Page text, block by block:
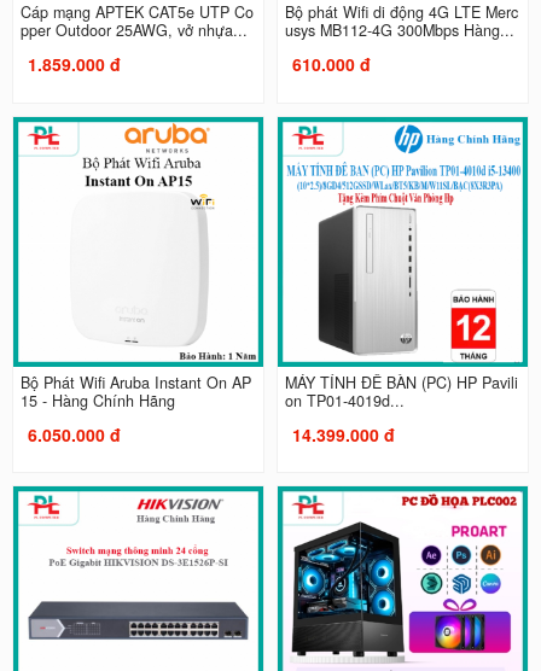
Cáp mạng APTEK CAT5e UTP Co
pper Outdoor 25AWG, vở nhựa...
1.859.000 đ
Bộ phát Wifi di động 4G LTE Merc
usys MB112-4G 300Mbps Hàng...
610.000 đ
Bộ Phát Wifi Aruba Instant On AP
15 - Hàng Chính Hãng
6.050.000 đ
MÁY TÍNH ĐỂ BÀN (PC) HP Pavili
on TP01-4019d...
14.399.000 đ